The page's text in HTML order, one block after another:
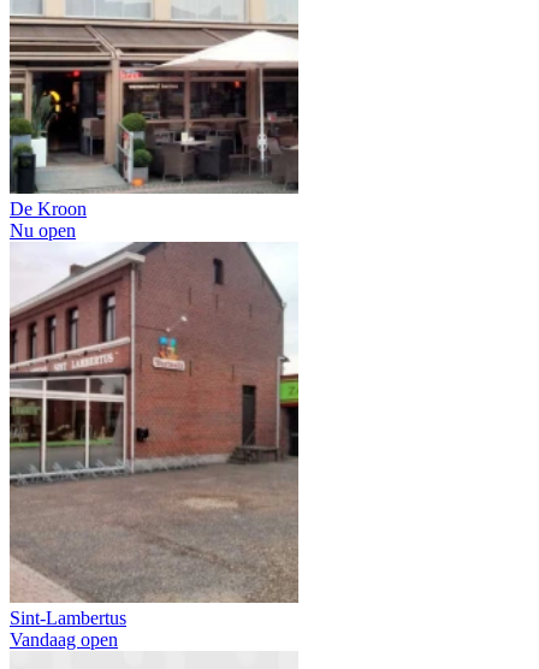
De Kroon
Nu open
Sint-Lambertus
Vandaag open